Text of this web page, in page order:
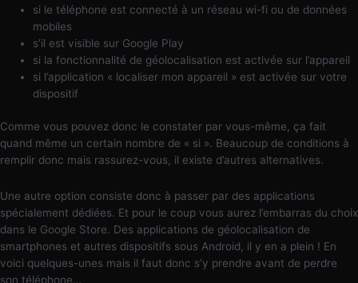
si le téléphone est connecté à un réseau wi-fi ou de données
mobiles
s’il est visible sur Google Play
si la fonctionnalité de géolocalisation est activée sur l’appareil
si l’application « localiser mon appareil » est activée sur votre
dispositif
Comme vous pouvez donc le constater par vous-même, ça fait
quand même un certain nombre de « si ». Beaucoup de conditions à
remplir donc mais rassurez-vous, il existe d’autres alternatives.
Une autre option consiste donc à passer par des applications
spécialement dédiées. Et pour le coup vous aurez l’embarras du choix
dans le Google Store. Des applications de géolocalisation de
smartphones et autres dispositifs sous Android, il y en a plein ! En
voici quelques-unes mais il faut donc s’y prendre avant de perdre
son téléphone…